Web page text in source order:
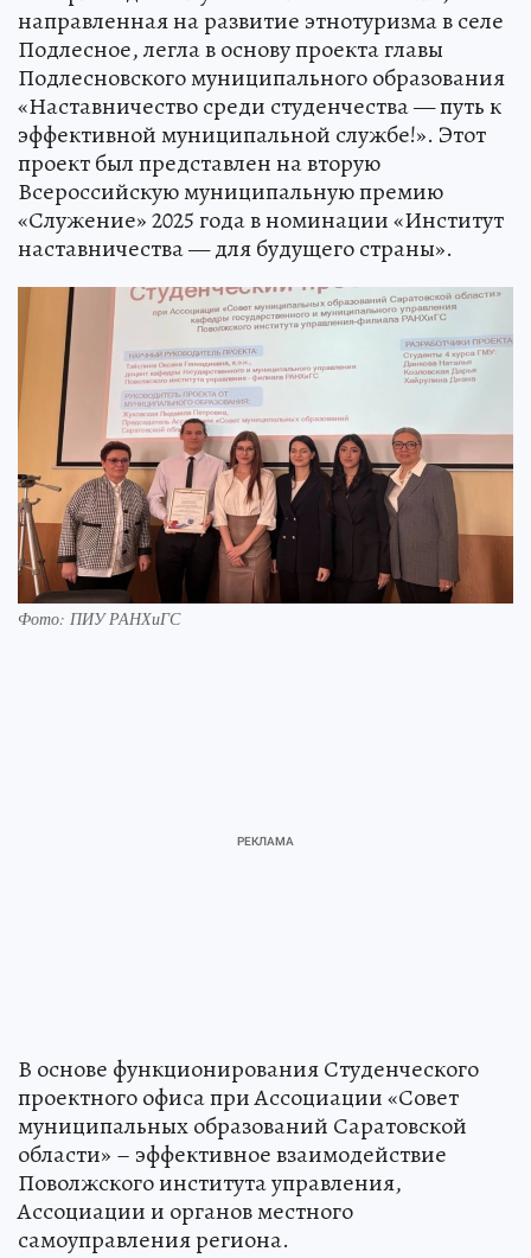
направленная на развитие этнотуризма в селе
Подлесное, легла в основу проекта главы
Подлесновского муниципального образования
«Наставничество среди студенчества — путь к
эффективной муниципальной службе!». Этот
проект был представлен на вторую
Всероссийскую муниципальную премию
«Служение» 2025 года в номинации «Институт
наставничества — для будущего страны».
Фото: ПИУ РАНХиГС
В основе функционирования Студенческого
проектного офиса при Ассоциации «Совет
муниципальных образований Саратовской
области» – эффективное взаимодействие
Поволжского института управления,
Ассоциации и органов местного
самоуправления региона.